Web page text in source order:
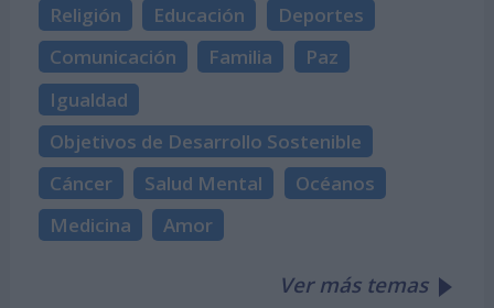
Religión
Educación
Deportes
Comunicación
Familia
Paz
Igualdad
Objetivos de Desarrollo Sostenible
Cáncer
Salud Mental
Océanos
Medicina
Amor
Ver más temas